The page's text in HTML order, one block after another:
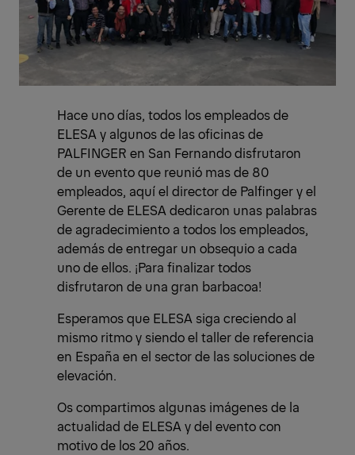
Hace uno días, todos los empleados de
ELESA y algunos de las oficinas de
PALFINGER en San Fernando disfrutaron
de un evento que reunió mas de 80
empleados, aquí el director de Palfinger y el
Gerente de ELESA dedicaron unas palabras
de agradecimiento a todos los empleados,
además de entregar un obsequio a cada
uno de ellos. ¡Para finalizar todos
disfrutaron de una gran barbacoa!
Esperamos que ELESA siga creciendo al
mismo ritmo y siendo el taller de referencia
en España en el sector de las soluciones de
elevación.
Os compartimos algunas imágenes de la
actualidad de ELESA y del evento con
motivo de los 20 años.